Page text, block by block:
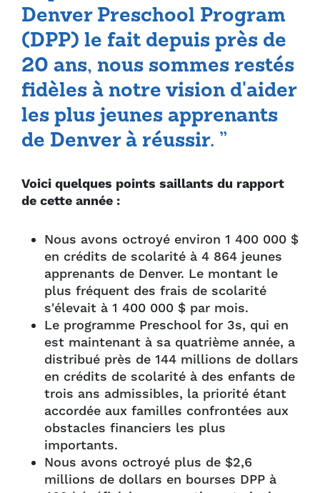
Denver Preschool Program
(DPP) le fait depuis près de
20 ans, nous sommes restés
fidèles à notre vision d'aider
les plus jeunes apprenants
de Denver à réussir. ”
Voici quelques points saillants du rapport
de cette année :
Nous avons octroyé environ 1 400 000 $
en crédits de scolarité à 4 864 jeunes
apprenants de Denver. Le montant le
plus fréquent des frais de scolarité
s'élevait à 1 400 000 $ par mois.
Le programme Preschool for 3s, qui en
est maintenant à sa quatrième année, a
distribué près de 144 millions de dollars
en crédits de scolarité à des enfants de
trois ans admissibles, la priorité étant
accordée aux familles confrontées aux
obstacles financiers les plus
importants.
Nous avons octroyé plus de $2,6
millions de dollars en bourses DPP à